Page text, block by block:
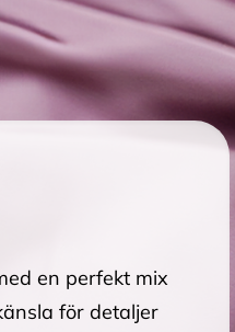
en perfekt mix
för detaljer